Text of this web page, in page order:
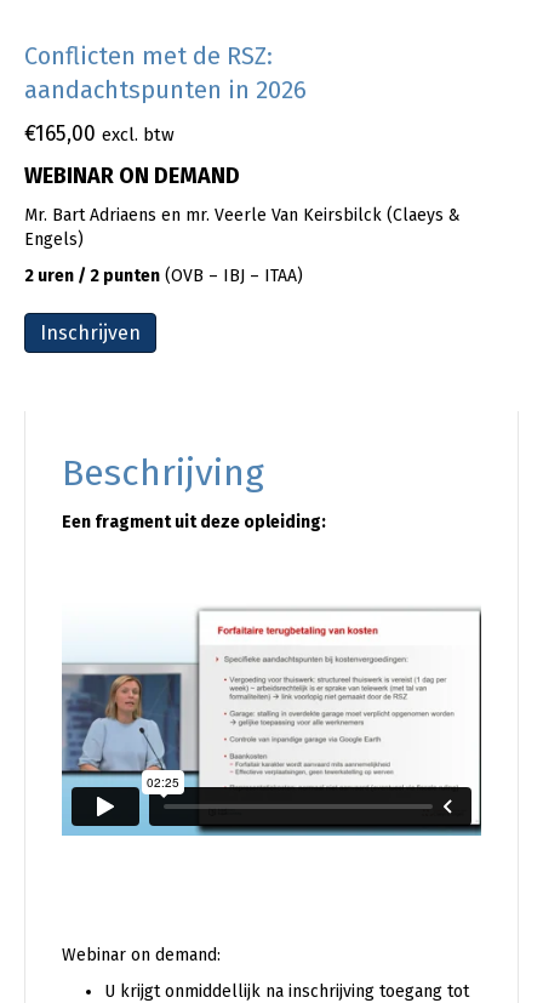
Conflicten met de RSZ:
aandachtspunten in 2026
€165,00 excl. btw
WEBINAR ON DEMAND
Mr. Bart Adriaens en mr. Veerle Van Keirsbilck (Claeys &
Engels)
2 uren / 2 punten (OVB – IBJ – ITAA)
Inschrijven
Beschrijving
Een fragment uit deze opleiding:
Webinar on demand:
U krijgt onmiddellijk na inschrijving toegang tot